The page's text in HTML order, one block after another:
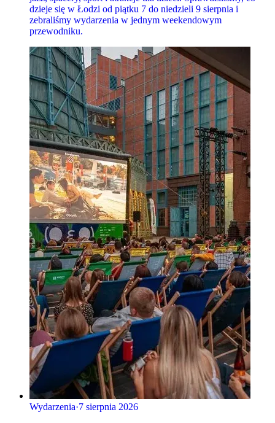
dzieje się w Łodzi od piątku 7 do niedzieli 9 sierpnia i
zebraliśmy wydarzenia w jednym weekendowym
przewodniku.
Wydarzenia·7 sierpnia 2026